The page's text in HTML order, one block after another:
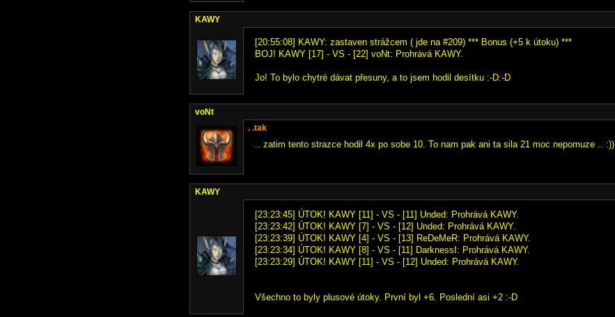
KAWY
[20:55:08] KAWY: zastaven strážcem ( jde na #209) *** Bonus (+5 k útoku) ***
BOJ! KAWY [17] - VS - [22] voNt: Prohrává KAWY.
Jo! To bylo chytré dávat přesuny, a to jsem hodil desítku :-D:-D
voNt
. .tak
.. zatim tento strazce hodil 4x po sobe 10. To nam pak ani ta sila 21 moc nepomuze .. :))
KAWY
[23:23:45] ÚTOK! KAWY [11] - VS - [11] Unded: Prohrává KAWY.
[23:23:42] ÚTOK! KAWY [7] - VS - [12] Unded: Prohrává KAWY.
[23:23:39] ÚTOK! KAWY [4] - VS - [13] ReDeMeR: Prohrává KAWY.
[23:23:34] ÚTOK! KAWY [8] - VS - [11] DarknessI: Prohrává KAWY.
[23:23:29] ÚTOK! KAWY [11] - VS - [12] Unded: Prohrává KAWY.
Všechno to byly plusové útoky. První byl +6. Poslední asi +2 :-D